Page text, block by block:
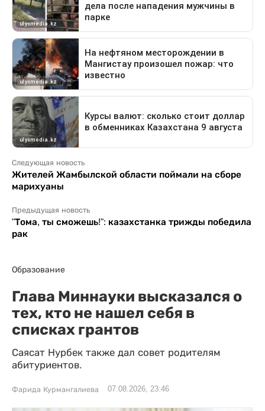
Следующая новость
Жителей Жамбылской области поймали на сборе
марихуаны
Предыдущая новость
"Тома, ты сможешь!": казахстанка трижды победила
рак
Образование
Глава Миннауки высказался о
тех, кто не нашел себя в
списках грантов
Саясат Нурбек также дал совет родителям
абитуриентов.
Фарида Курмангалиева 07.08.2026, 23:46